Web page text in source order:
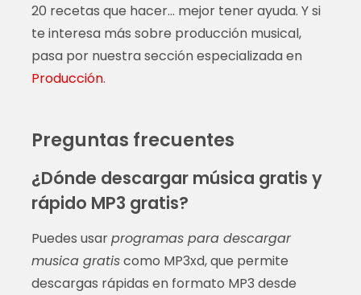
20 recetas que hacer… mejor tener ayuda. Y si
te interesa más sobre producción musical,
pasa por nuestra sección especializada en
Producción.
Preguntas frecuentes
¿Dónde descargar música gratis y
rápido MP3 gratis?
Puedes usarprogramas para descargar
musica gratiscomo MP3xd, que permite
descargas rápidas en formato MP3 desde